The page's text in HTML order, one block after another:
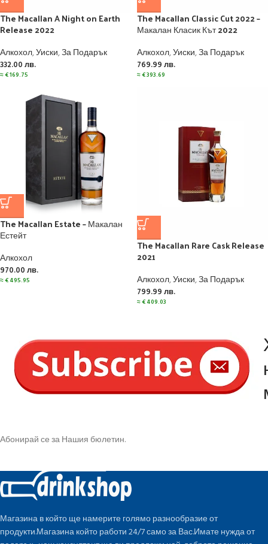
The Macallan A Night on Earth
Release 2022
Алкохол,Уиски,За Подарък
332.00 лв.
≈€169.75
The Macallan Classic Cut 2022 –
Макалан Класик Кът 2022
Алкохол,Уиски,За Подарък
769.99 лв.
≈€393.69
The Macallan Estate – Макалан
Естейт
Алкохол
970.00 лв.
≈€495.95
The Macallan Rare Cask Release
2021
Алкохол,Уиски,За Подарък
799.99 лв.
≈€409.03
Абонирай се за Нашия бюлетин.
Магазина в който ще намерите голямо разнообразие от
продукти.Магазина който работи 24/7 само за Вас.Имате нужда от